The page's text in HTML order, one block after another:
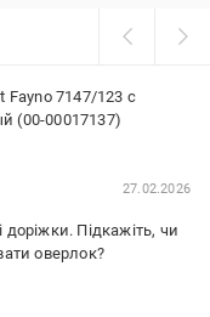
Fayno 7147/123 с
(00-00017137)
27.02.2026
Підкажіть, чи
оверлок?